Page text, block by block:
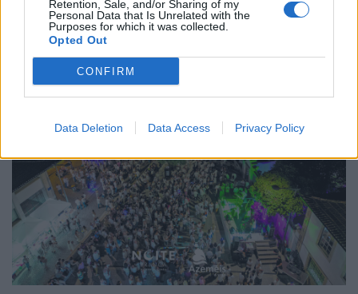
Retention, Sale, and/or Sharing of my
Personal Data that Is Unrelated with the
Purposes for which it was collected.
Opted Out
CONFIRM
Data Deletion Data Access Privacy Policy